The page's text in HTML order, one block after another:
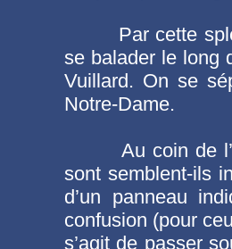
Par cette
se balader le long
Vuillard. On se
Notre-Dame.
Au coin de
sont semblent-ils
d’un panneau
confusion (pour
s’agit de passer